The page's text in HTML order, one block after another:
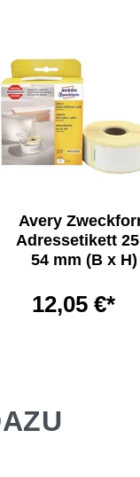
Avery
Adressetikett
54 mm (B x H)
12,05 €*